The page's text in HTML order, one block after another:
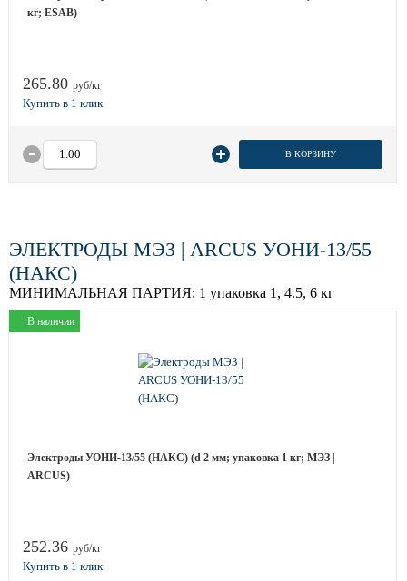
кг; ESAB)
265.80 руб/кг
В КОРЗИНУ
ЭЛЕКТРОДЫ МЭЗ | ARCUS УОНИ-13/55
(НАКС)
МИНИМАЛЬНАЯ ПАРТИЯ: 1 упаковка 1, 4.5, 6 кг
В наличии
Электроды УОНИ-13/55 (НАКС) (d 2 мм; упаковка 1 кг; МЭЗ |
ARCUS)
252.36 руб/кг